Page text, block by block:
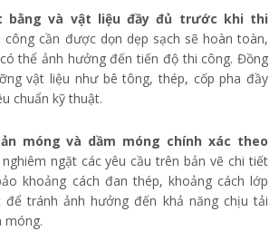
bằng và vật liệu đầy đủ trước khi thi
công cần được dọn dẹp sạch sẽ hoàn toàn,
thể ảnh hưởng đến tiến độ thi công. Đồng
vật liệu như bê tông, thép, cốp pha đầy
chuẩn kỹ thuật.
móng và dầm móng chính xác theo
ngặt các yêu cầu trên bản vẽ chi tiết
khoảng cách đan thép, khoảng cách lớp
tránh ảnh hưởng đến khả năng chịu tải
móng.